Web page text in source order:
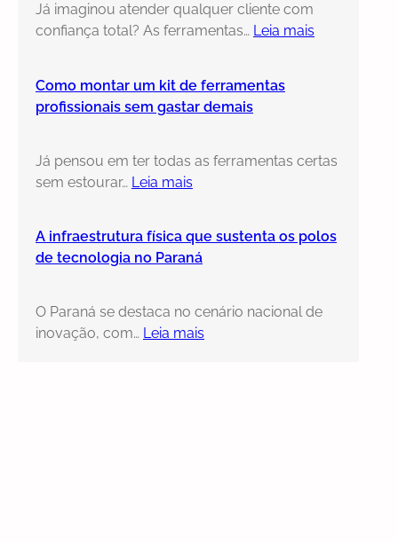
Já imaginou atender qualquer cliente com
confiança total? As ferramentas… Leia mais
Como montar um kit de ferramentas
profissionais sem gastar demais
Já pensou em ter todas as ferramentas certas
sem estourar… Leia mais
A infraestrutura física que sustenta os polos
de tecnologia no Paraná
O Paraná se destaca no cenário nacional de
inovação, com… Leia mais